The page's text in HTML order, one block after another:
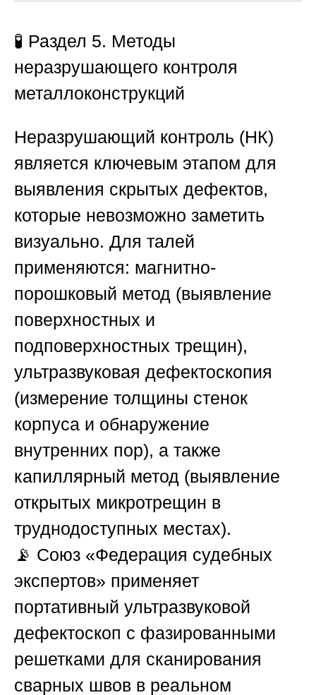
🧪 Раздел 5. Методы
неразрушающего контроля
металлоконструкций
Неразрушающий контроль (НК)
является ключевым этапом для
выявления скрытых дефектов,
которые невозможно заметить
визуально. Для талей
применяются: магнитно-
порошковый метод (выявление
поверхностных и
подповерхностных трещин),
ультразвуковая дефектоскопия
(измерение толщины стенок
корпуса и обнаружение
внутренних пор), а также
капиллярный метод (выявление
открытых микротрещин в
труднодоступных местах).
📡 Союз «Федерация судебных
экспертов» применяет
портативный ультразвуковой
дефектоскоп с фазированными
решетками для сканирования
сварных швов в реальном